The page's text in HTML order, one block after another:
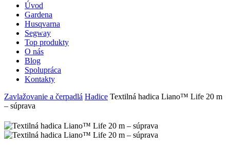
Úvod
Gardena
Husqvarna
Segway
Top produkty
O nás
Blog
Spolupráca
Kontakty
Zavlažovanie a čerpadlá Hadice Textilná hadica Liano™ Life 20 m
– súprava